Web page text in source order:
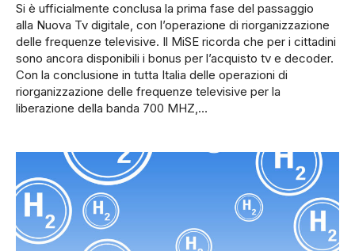
Si è ufficialmente conclusa la prima fase del passaggio
alla Nuova Tv digitale, con l’operazione di riorganizzazione
delle frequenze televisive. Il MiSE ricorda che per i cittadini
sono ancora disponibili i bonus per l’acquisto tv e decoder.
Con la conclusione in tutta Italia delle operazioni di
riorganizzazione delle frequenze televisive per la
liberazione della banda 700 MHZ,…